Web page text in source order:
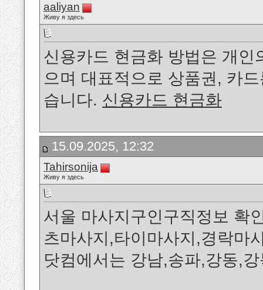
aaliyan
Живу я здесь
신용카드 현금화 방법은 개
으며 대표적으로 상품권, 카
습니다. 신용카드 현금화
15.09.2025, 12:32
Tahirsonija
Живу я здесь
서울 마사지구인구직정보 확
츠마사지,타이마사지,경락마
닷컴에서는 강남,송파,강동,